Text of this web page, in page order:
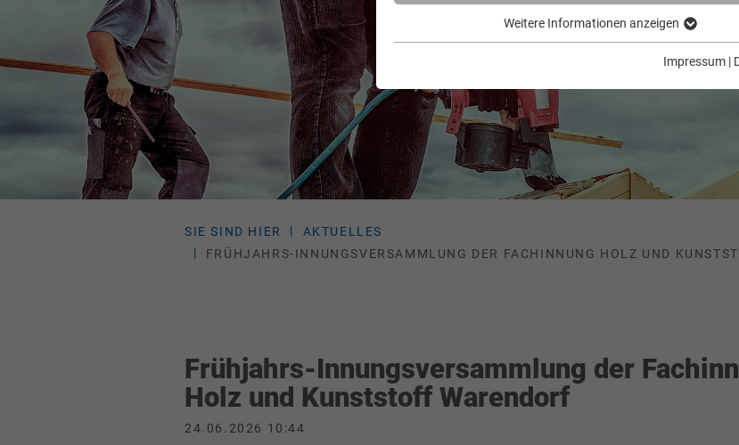
Weitere Informationen anzeigen
Impressum |
SIE SIND HIER
AKTUELLES
FRÜHJAHRS-INNUNGSVERSAMMLUNG DER FACHINNUNG HOLZ UND
Frühjahrs-Innungsversammlung der
Holz und Kunststoff Warendorf
24.06.2026 10:44